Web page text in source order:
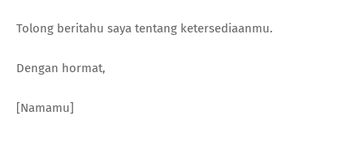
Tolong beritahu saya tentang ketersediaanmu.
Dengan hormat,
[Namamu]